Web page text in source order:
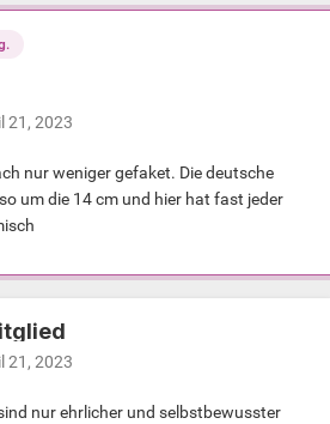
21, 2023
nur weniger gefaket. Die deutsche
um die 14 cm und hier hat fast jeder
21, 2023
nur ehrlicher und selbstbewusster